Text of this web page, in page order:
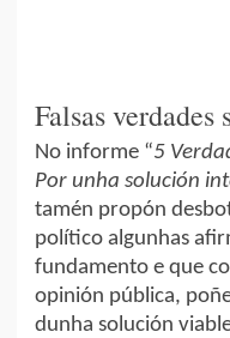
Falsas
No informe “5
Por unha solución
tamén propón
político algunhas
fundamento e que
opinión pública,
dunha solución